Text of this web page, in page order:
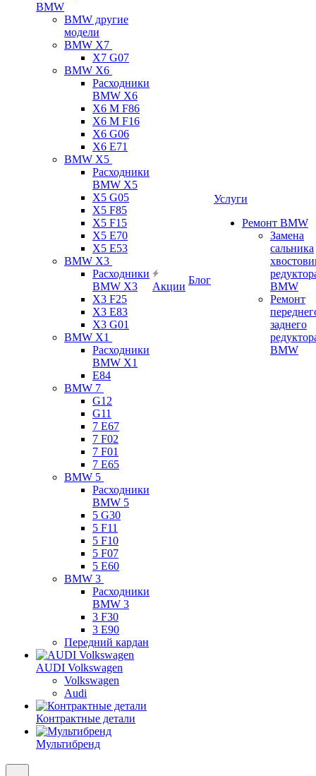
BMW
BMW другие
модели
BMW X7
X7 G07
BMW X6
Расходники
BMW X6
X6 M F86
X6 M F16
X6 G06
X6 E71
BMW X5
Расходники
BMW X5
X5 G05
X5 F85
X5 F15
X5 E70
X5 E53
BMW X3
Расходники
BMW X3
X3 F25
X3 E83
X3 G01
BMW X1
Расходники
BMW X1
E84
BMW 7
G12
G11
7 Е67
7 F02
7 F01
7 E65
BMW 5
Расходники
BMW 5
5 G30
5 F11
5 F10
5 F07
5 E60
BMW 3
Расходники
BMW 3
3 F30
3 E90
Передний кардан
AUDI Volkswagen
Volkswagen
Audi
Контрактные детали
Мультибренд
Акции
Блог
Услуги
Ремонт BMW
Замена
сальника
BMW
Ремонт
заднего
BMW